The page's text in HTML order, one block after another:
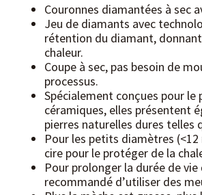
Couronnes diamantées à sec
Jeu de diamants avec
rétention du diamant,
chaleur.
Coupe à sec, pas besoin de
processus.
Spécialement conçues pour
céramiques, elles présentent
pierres naturelles dures telles
Pour les petits diamètres
cire pour le protéger de la
Pour prolonger la durée de
recommandé d’utiliser des